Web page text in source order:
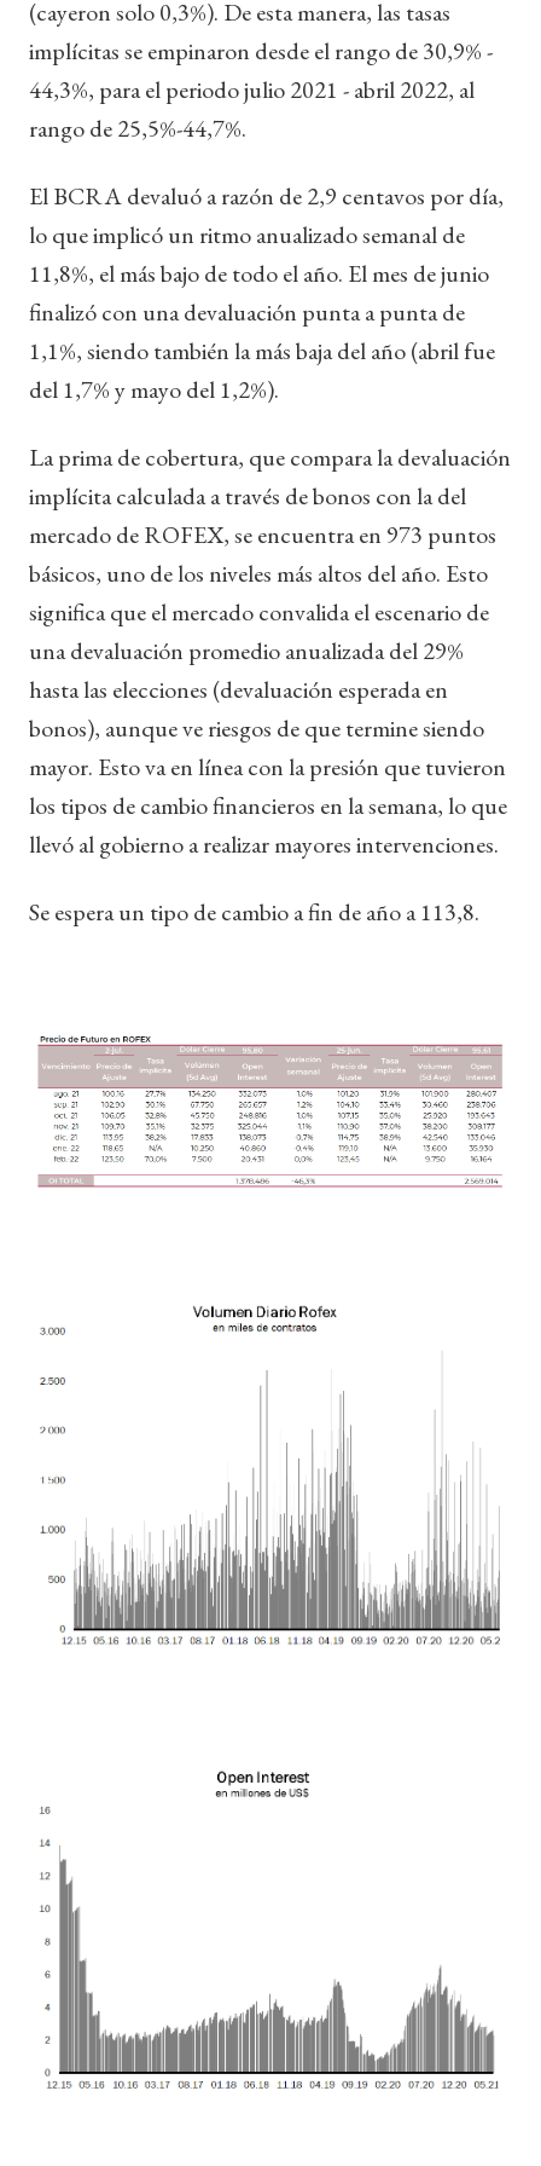
(cayeron solo 0,3%). De esta manera, las tasas
implícitas se empinaron desde el rango de 30,9% -
44,3%, para el periodo julio 2021 - abril 2022, al
rango de 25,5%-44,7%.
El BCRA devaluó a razón de 2,9 centavos por día,
lo que implicó un ritmo anualizado semanal de
11,8%, el más bajo de todo el año. El mes de junio
finalizó con una devaluación punta a punta de
1,1%, siendo también la más baja del año (abril fue
del 1,7% y mayo del 1,2%).
La prima de cobertura, que compara la devaluación
implícita calculada a través de bonos con la del
mercado de ROFEX, se encuentra en 973 puntos
básicos, uno de los niveles más altos del año. Esto
significa que el mercado convalida el escenario de
una devaluación promedio anualizada del 29%
hasta las elecciones (devaluación esperada en
bonos), aunque ve riesgos de que termine siendo
mayor. Esto va en línea con la presión que tuvieron
los tipos de cambio financieros en la semana, lo que
llevó al gobierno a realizar mayores intervenciones.
Se espera un tipo de cambio a fin de año a 113,8.